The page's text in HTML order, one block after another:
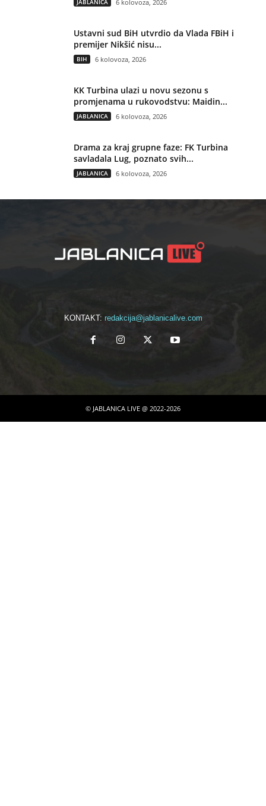
JABLANICA 6 kolovoza, 2026
Ustavni sud BiH utvrdio da Vlada FBiH i
premijer Nikšić nisu...
BIH 6 kolovoza, 2026
KK Turbina ulazi u novu sezonu s
promjenama u rukovodstvu: Maidin...
JABLANICA 6 kolovoza, 2026
Drama za kraj grupne faze: FK Turbina
savladala Lug, poznato svih...
JABLANICA 6 kolovoza, 2026
KONTAKT: redakcija@jablanicalive.com
© JABLANICA LIVE @ 2022-2026